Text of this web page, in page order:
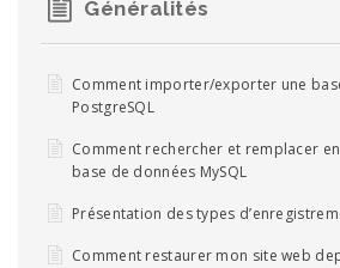
Généralités
Comment importer/exporter une
PostgreSQL
Comment rechercher et remplacer
base de données MySQL
Présentation des types
Comment restaurer mon site web